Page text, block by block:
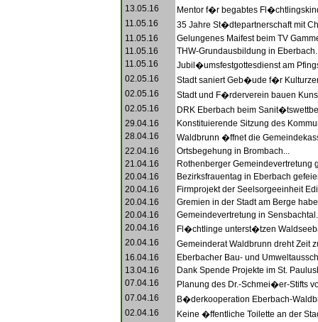
13.05.16
Mentor f�r begabtes
11.05.16
35 Jahre St�dtepartnerschaft mit
11.05.16
Gelungenes Maifest beim TV
11.05.16
THW-Grundausbildung in
11.05.16
Jubil�umsfestgottesdienst am
02.05.16
Stadt saniert Geb�ude f�r
02.05.16
Stadt und F�rderverein bauen
02.05.16
DRK Eberbach beim
29.04.16
Konstituierende Sitzung des
28.04.16
Waldbrunn �ffnet die
22.04.16
Ortsbegehung in Brombach...
21.04.16
Rothenberger Gemeindevertretung
20.04.16
Bezirksfrauentag in Eberbach
20.04.16
Firmprojekt der Seelsorgeeinheit
20.04.16
Gremien in der Stadt am Berge
20.04.16
Gemeindevertretung in
20.04.16
Fl�chtlinge unterst�tzen
20.04.16
Gemeinderat Waldbrunn dreht Zeit
16.04.16
Eberbacher Bau- und
13.04.16
Dank Spende Projekte im St.
07.04.16
Planung des Dr.-Schmei�er-Stifts
07.04.16
B�derkooperation Eberbach-
02.04.16
Keine �ffentliche Toilette an der